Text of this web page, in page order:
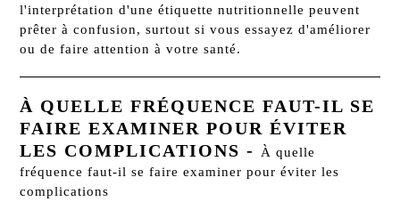
l'interprétation d'une étiquette nutritionnelle peuvent
prêter à confusion, surtout si vous essayez d'améliorer
ou de faire attention à votre santé.
À QUELLE FRÉQUENCE FAUT-IL SE
FAIRE EXAMINER POUR ÉVITER
LES COMPLICATIONS -
À quelle
fréquence faut-il se faire examiner pour éviter les
complications